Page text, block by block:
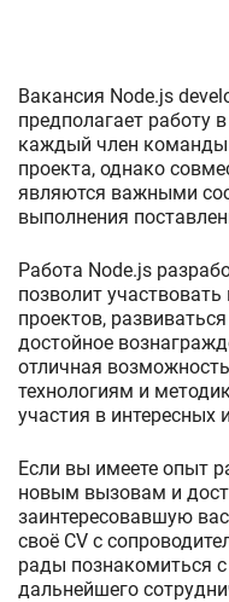
Вакансия Node.js
предполагает работу
каждый член команды
проекта, однако
являются важными
выполнения
Работа Node.js
позволит
проектов,
достойное
отличная
технологиям и
участия в интересных
Если вы имеете опыт
новым вызовам и
заинтересовавшую
своё CV с
рады познакомиться
дальнейшего